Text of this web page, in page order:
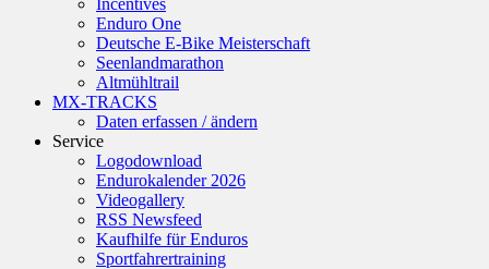
Incentives
Enduro One
Deutsche E-Bike Meisterschaft
Seenlandmarathon
Altmühltrail
MX-TRACKS
Daten erfassen / ändern
Service
Logodownload
Endurokalender 2026
Videogallery
RSS Newsfeed
Kaufhilfe für Enduros
Sportfahrertraining